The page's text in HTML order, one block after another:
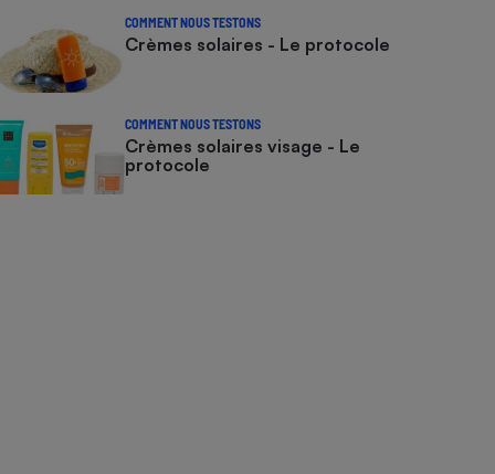
COMMENT NOUS TESTONS
Crèmes solaires - Le protocole
COMMENT NOUS TESTONS
Crèmes solaires visage - Le
protocole